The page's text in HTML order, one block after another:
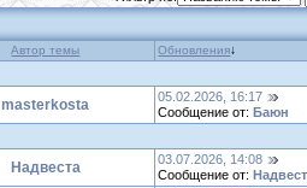
Автор темы Обновления↓
masterkosta
05.02.2026, 16:17
Сообщение от:Баюн
Надвеста
03.07.2026, 14:08
Сообщение от: